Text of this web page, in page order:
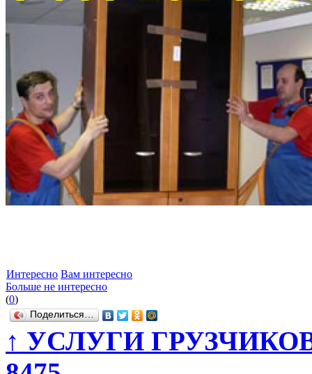
Интересно Вам интересно
Больше не интересно
(0)
Поделиться…
↑ УСЛУГИ ГРУЗЧИКОВ